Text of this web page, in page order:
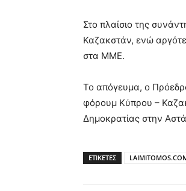
Στο πλαίσιο της
Καζακστάν, ενώ
στα ΜΜΕ.
Το απόγευμα, ο
φόρουμ Κύπρου –
Δημοκρατίας στην
ΕΤΙΚΕΤΕΣ